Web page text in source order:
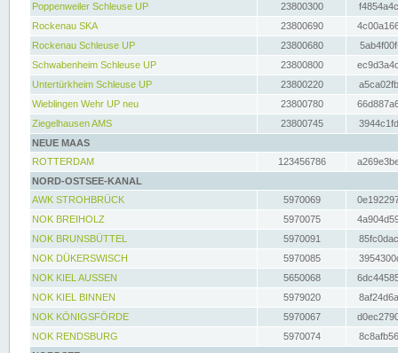
Poppenweiler Schleuse UP
23800300
Rockenau SKA
23800690
Rockenau Schleuse UP
23800680
Schwabenheim Schleuse UP
23800800
Untertürkheim Schleuse UP
23800220
Wieblingen Wehr UP neu
23800780
Ziegelhausen AMS
23800745
NEUE MAAS
ROTTERDAM
123456786
NORD-OSTSEE-KANAL
AWK STROHBRÜCK
5970069
NOK BREIHOLZ
5970075
NOK BRUNSBÜTTEL
5970091
NOK DÜKERSWISCH
5970085
NOK KIEL AUSSEN
5650068
NOK KIEL BINNEN
5979020
NOK KÖNIGSFÖRDE
5970067
NOK RENDSBURG
5970074